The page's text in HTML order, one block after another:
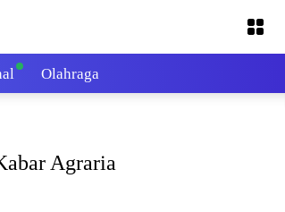
Olahraga
Agraria